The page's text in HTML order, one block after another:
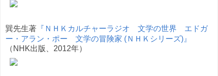
巽先生著 『ＮＨＫカルチャーラジオ 文学の世界 エドガ
ー・アラン・ポー 文学の冒険家 (ＮＨＫシリーズ)』
（NHK出版、2012年）